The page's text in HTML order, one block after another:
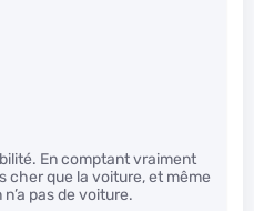
En comptant vraiment
cher que la voiture, et même
pas de voiture.